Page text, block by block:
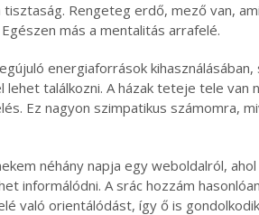
Rengeteg erdő, mező van,
más a mentalitás arrafelé.
energiaforrások
találkozni. A házak teteje tele van
Ez nagyon szimpatikus számomra,
néhány napja egy weboldalról, ahol
informálódni. A srác hozzám
való orientálódást, így ő is